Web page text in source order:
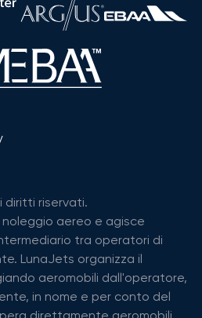
diritti riservati.
aereo e agisce
tra operatori di
LunaJets organizza il
aeromobili dall'operatore,
in nome e per conto del